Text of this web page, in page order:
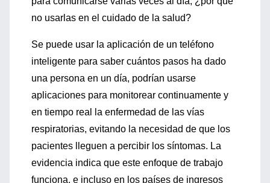
no usarlas en el cuidado de la salud?
Se puede usar la aplicación de un teléfono
inteligente para saber cuántos pasos ha dado
una persona en un día, podrían usarse
aplicaciones para monitorear continuamente y
en tiempo real la enfermedad de las vías
respiratorias, evitando la necesidad de que los
pacientes lleguen a percibir los síntomas. La
evidencia indica que este enfoque de trabajo
funciona, e incluso en los países de ingresos